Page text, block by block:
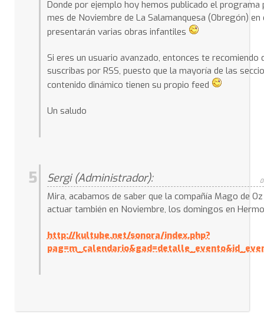
Donde por ejemplo hoy hemos publicado el programa
mes de Noviembre de La Salamanquesa (Obregón) en
presentarán varias obras infantiles
Si eres un usuario avanzado, entonces te recomiendo
suscribas por RSS, puesto que la mayoría de las
contenido dinámico tienen su propio feed
Un saludo
5 Sergi (Administrador):
Mira, acabamos de saber que la compañía Mago de
actuar también en Noviembre, los domingos en
http://kultube.net/sonora/index.php?